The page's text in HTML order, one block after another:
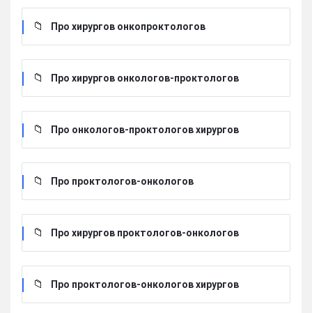
Про хирургов онкопроктологов
Про хирургов онкологов-проктологов
Про онкологов-проктологов хирургов
Про проктологов-онкологов
Про хирургов проктологов-онкологов
Про проктологов-онкологов хирургов